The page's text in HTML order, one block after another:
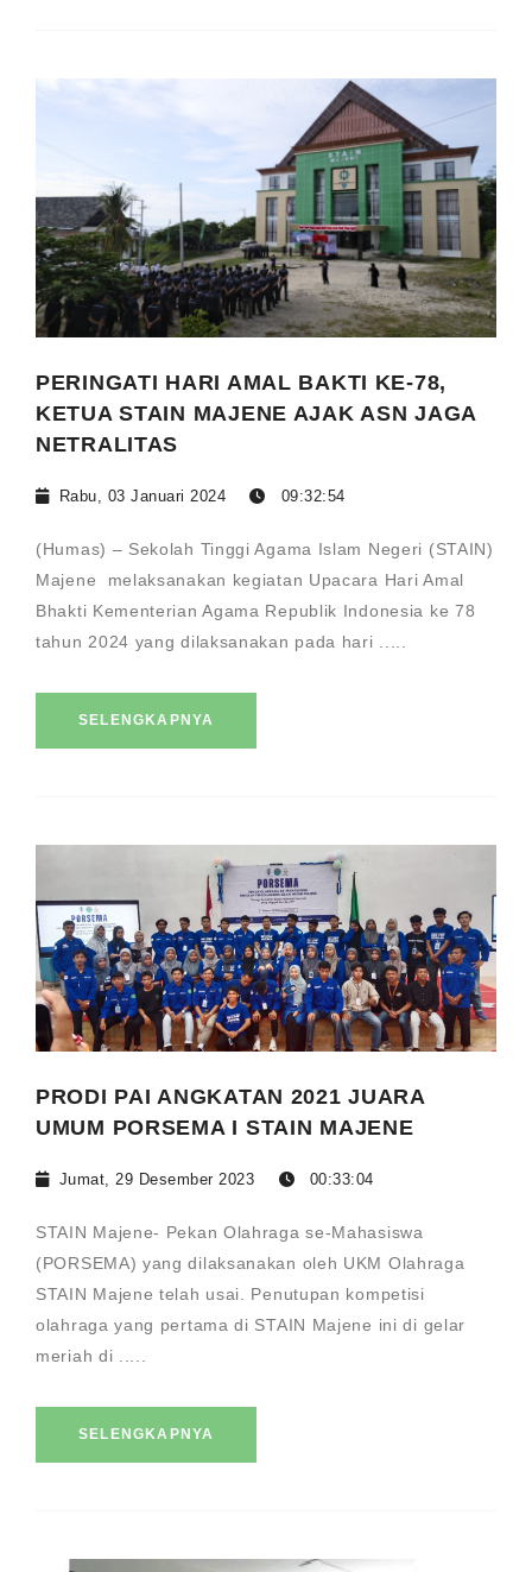
PERINGATI HARI AMAL BAKTI KE-78,
KETUA STAIN MAJENE AJAK ASN JAGA
NETRALITAS
Rabu, 03 Januari 2024 09:32:54
(Humas) – Sekolah Tinggi Agama Islam Negeri (STAIN)
Majene melaksanakan kegiatan Upacara Hari Amal
Bhakti Kementerian Agama Republik Indonesia ke 78
tahun 2024 yang dilaksanakan pada hari .....
SELENGKAPNYA
PRODI PAI ANGKATAN 2021 JUARA
UMUM PORSEMA I STAIN MAJENE
Jumat, 29 Desember 2023 00:33:04
STAIN Majene- Pekan Olahraga se-Mahasiswa
(PORSEMA) yang dilaksanakan oleh UKM Olahraga
STAIN Majene telah usai. Penutupan kompetisi
olahraga yang pertama di STAIN Majene ini di gelar
meriah di .....
SELENGKAPNYA